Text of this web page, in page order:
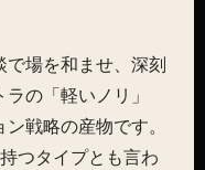
場を和ませ、深刻
の「軽いノリ」
戦略の産物です。
つタイプとも言わ